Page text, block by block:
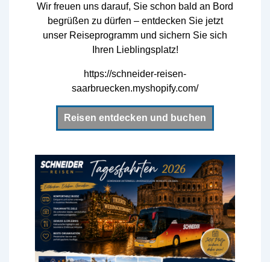
Wir freuen uns darauf, Sie schon bald an Bord
begrüßen zu dürfen – entdecken Sie jetzt
unser Reiseprogramm und sichern Sie sich
Ihren Lieblingsplatz!
https://schneider-reisen-
saarbruecken.myshopify.com/
Reisen entdecken und buchen